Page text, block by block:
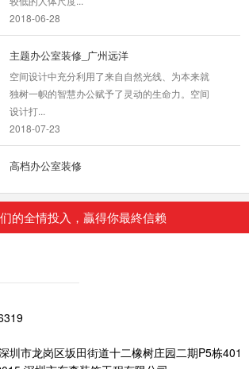
2018-06-28
主题办公室装修_广州远洋
空间设计中充分利用了来自自然光线、为本来就
独树一帜的智慧办公赋予了灵动的生命力。空间
设计打...
2018-07-23
高档办公室装修
都是需要注意的，办公室装修好坏直接影响到工
作人员的...
2018-06-28
企业办公室装修装饰
选择哪些设计风格。我们都知道，办公室装修设
2018-08-29
的全情投入，贏得你最終信赖
圳市龙岗区坂田街道十二橡树庄园二期P5栋401